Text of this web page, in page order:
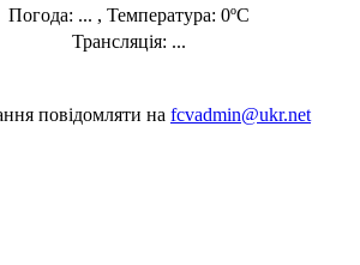
Погода: ... , Температура: 0ºC
Трансляція: ...
повідомляти на fcvadmin@ukr.net